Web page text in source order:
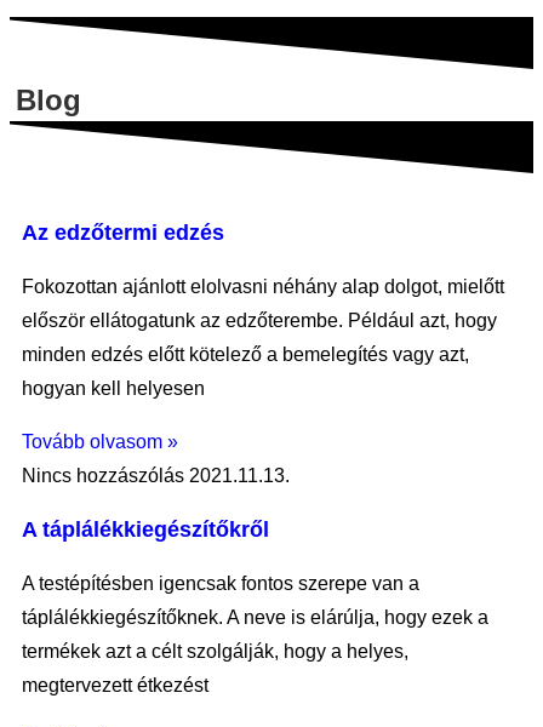
Blog
Az edzőtermi edzés
Fokozottan ajánlott elolvasni néhány alap dolgot, mielőtt
először ellátogatunk az edzőterembe. Például azt, hogy
minden edzés előtt kötelező a bemelegítés vagy azt,
hogyan kell helyesen
Tovább olvasom »
Nincs hozzászólás 2021.11.13.
A táplálékkiegészítőkről
A testépítésben igencsak fontos szerepe van a
táplálékkiegészítőknek. A neve is elárúlja, hogy ezek a
termékek azt a célt szolgálják, hogy a helyes,
megtervezett étkezést